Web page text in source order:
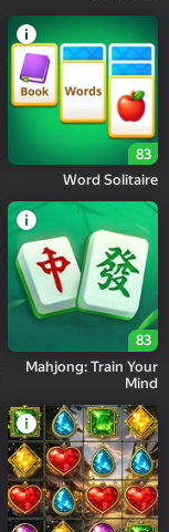
83
Word Solitaire
83
Mahjong: Train Your
Mind